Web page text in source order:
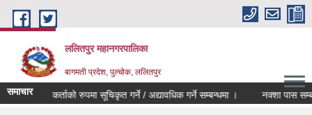
Skip to main content
ललितपुर महानगरपालिका
बागमती प्रदेश, पुल्चोक, ललितपुर
समाचार
मेलमिलापकर्ताको रुपमा सूचिकृत गर्ने / अद्यावधिक गर्ने सम्बन्धमा । नक्शा पास